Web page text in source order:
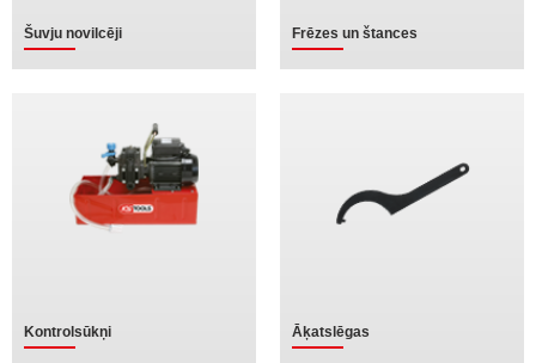
Šuvju novilcēji Frēzes un štances
Kontrolsūkņi Āķatslēgas